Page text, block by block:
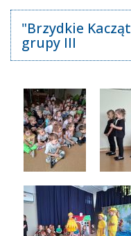
"Brzydkie
grupy III